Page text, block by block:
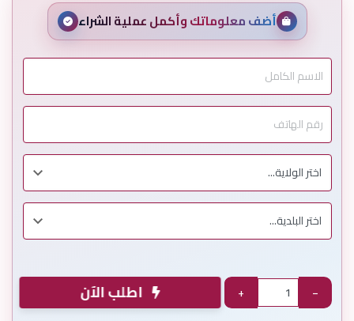
أضف معلوماتك وأكمل عملية الشراء
−
+ اطلب الآن